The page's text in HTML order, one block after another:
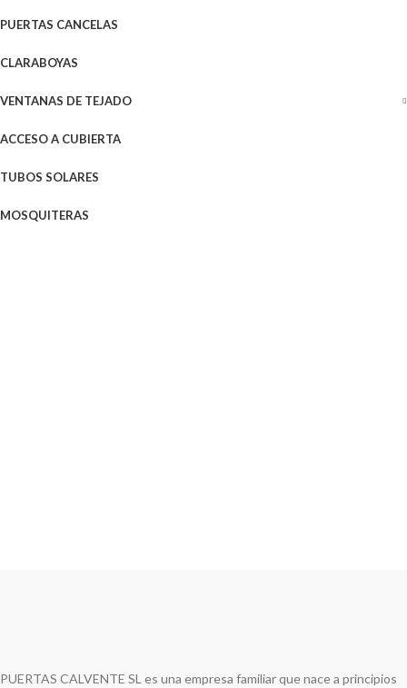
PUERTAS CANCELAS
CLARABOYAS
VENTANAS DE TEJADO
ACCESO A CUBIERTA
TUBOS SOLARES
MOSQUITERAS
PUERTAS CALVENTE SL es una empresa familiar que nace a principios